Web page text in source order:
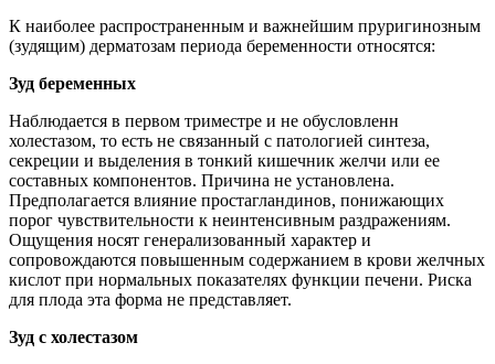
К наиболее распространенным и важнейшим пруригинозным
(зудящим) дерматозам периода беременности относятся:
Зуд беременных
Наблюдается в первом триместре и не обусловленн
холестазом, то есть не связанный с патологией синтеза,
секреции и выделения в тонкий кишечник желчи или ее
составных компонентов. Причина не установлена.
Предполагается влияние простагландинов, понижающих
порог чувствительности к неинтенсивным раздражениям.
Ощущения носят генерализованный характер и
сопровождаются повышенным содержанием в крови желчных
кислот при нормальных показателях функции печени. Риска
для плода эта форма не представляет.
Зуд с холестазом